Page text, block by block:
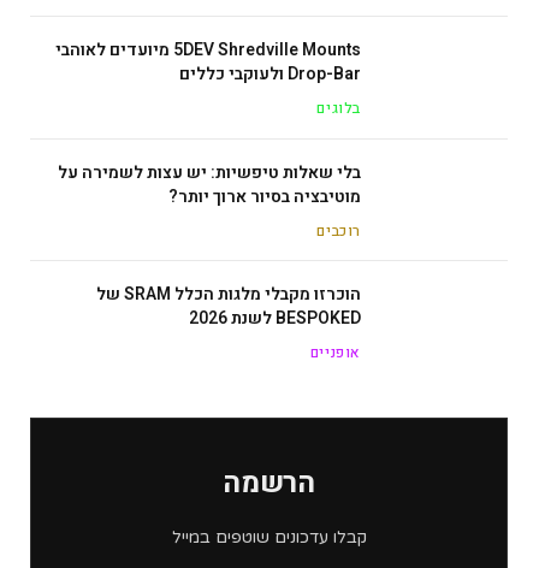
5DEV Shredville Mounts מיועדים לאוהבי
Drop-Bar ולעוקבי כללים
בלוגים
בלי שאלות טיפשיות: יש עצות לשמירה על
מוטיבציה בסיור ארוך יותר?
רוכבים
הוכרזו מקבלי מלגות הכלל SRAM של
BESPOKED לשנת 2026
אופניים
הרשמה
קבלו עדכונים שוטפים במייל